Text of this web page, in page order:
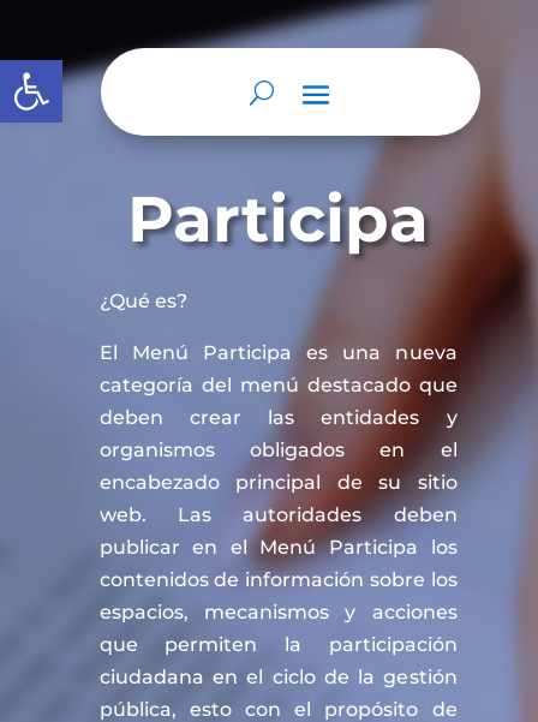
Abrir barra de herramientas
Participa
¿Qué es?
El Menú Participa es una nueva
categoría del menú destacado que
deben crear las entidades y
organismos obligados en el
encabezado principal de su sitio
web. Las autoridades deben
publicar en el Menú Participa los
contenidos de información sobre los
espacios, mecanismos y acciones
que permiten la participación
ciudadana en el ciclo de la gestión
pública, esto con el propósito de